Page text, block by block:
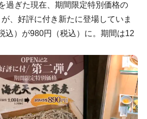
過ぎた現在、期間限定特別価格の
が、好評に付き新たに登場していま
込）が980円（税込）に。期間は12